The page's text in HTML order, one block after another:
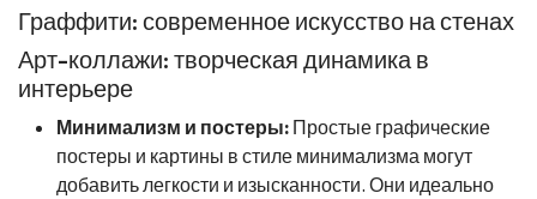
Граффити: современное искусство на стенах
Арт-коллажи: творческая динамика в
интерьере
Минимализм и постеры: Простые графические
постеры и картины в стиле минимализма могут
добавить легкости и изысканности. Они идеально